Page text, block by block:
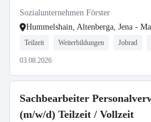
Sozialunternehmen Förster
Hummelshain, Altenberga, Jena -
Teilzeit Weiterbildungen Jobrad
03.08.2026
Sachbearbeiter
(m/w/d) Teilzeit / Vollzeit